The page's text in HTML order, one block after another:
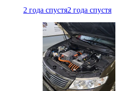
2 года спустя2 года спустя